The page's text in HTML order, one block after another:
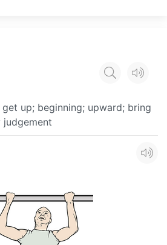
up; beginning; upward; bring